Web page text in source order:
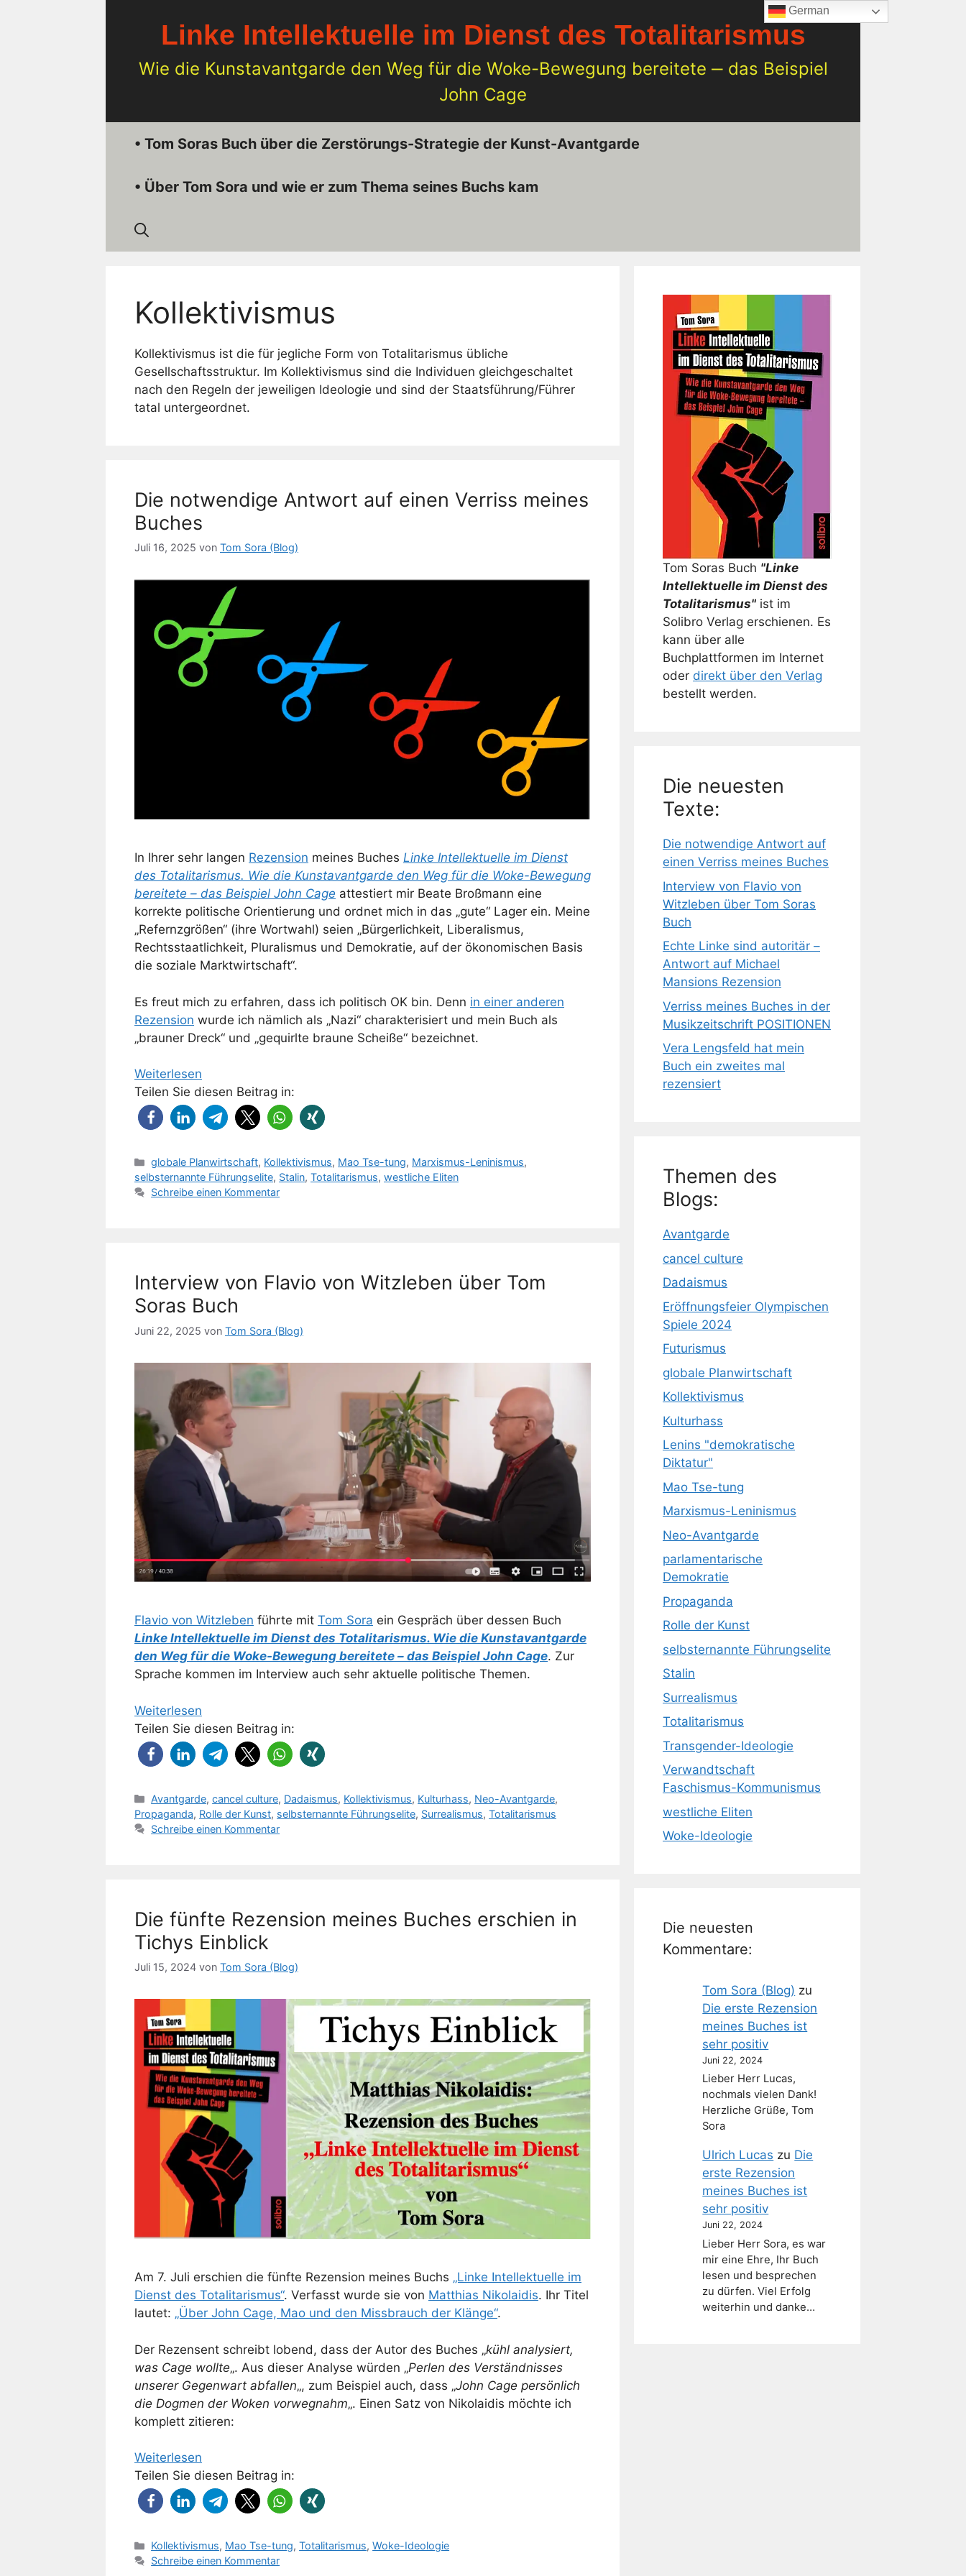
Linke Intellektuelle im Dienst des Totalitarismus
Wie die Kunstavantgarde den Weg für die Woke-Bewegung bereitete ‒ das Beispiel
John Cage
• Tom Soras Buch über die Zerstörungs-Strategie der Kunst-Avantgarde
• Über Tom Sora und wie er zum Thema seines Buchs kam
Kollektivismus
Kollektivismus ist die für jegliche Form von Totalitarismus übliche
Gesellschaftsstruktur. Im Kollektivismus sind die Individuen gleichgeschaltet
nach den Regeln der jeweiligen Ideologie und sind der Staatsführung/Führer
tatal untergeordnet.
Die notwendige Antwort auf einen Verriss meines
Buches
Juli 16, 2025 von Tom Sora (Blog)
In Ihrer sehr langen Rezension meines Buches Linke Intellektuelle im Dienst
des Totalitarismus. Wie die Kunstavantgarde den Weg für die Woke-Bewegung
bereitete – das Beispiel John Cage attestiert mir Beate Broßmann eine
korrekte politische Orientierung und ordnet mich in das „gute“ Lager ein. Meine
„Refernzgrößen“ (ihre Wortwahl) seien „Bürgerlichkeit, Liberalismus,
Rechtsstaatlichkeit, Pluralismus und Demokratie, auf der ökonomischen Basis
die soziale Marktwirtschaft“.
Es freut mich zu erfahren, dass ich politisch OK bin. Denn in einer anderen
Rezension wurde ich nämlich als „Nazi“ charakterisiert und mein Buch als
„brauner Dreck“ und „gequirlte braune Scheiße“ bezeichnet.
Weiterlesen
Teilen Sie diesen Beitrag in:
Kategorien
globale Planwirtschaft, Kollektivismus, Mao Tse-tung, Marxismus-Leninismus,
selbsternannte Führungselite, Stalin, Totalitarismus, westliche Eliten
Schreibe einen Kommentar
Interview von Flavio von Witzleben über Tom
Soras Buch
Juni 22, 2025 von Tom Sora (Blog)
Flavio von Witzleben führte mit Tom Sora ein Gespräch über dessen Buch
Linke Intellektuelle im Dienst des Totalitarismus. Wie die Kunstavantgarde
den Weg für die Woke-Bewegung bereitete – das Beispiel John Cage. Zur
Sprache kommen im Interview auch sehr aktuelle politische Themen.
Weiterlesen
Teilen Sie diesen Beitrag in:
Kategorien
Avantgarde,cancel culture, Dadaismus, Kollektivismus, Kulturhass, Neo-Avantgarde,
Propaganda, Rolle der Kunst, selbsternannte Führungselite, Surrealismus, Totalitarismus
Schreibe einen Kommentar
Die fünfte Rezension meines Buches erschien in
Tichys Einblick
Juli 15, 2024 von Tom Sora (Blog)
Am 7. Juli erschien die fünfte Rezension meines Buchs „Linke Intellektuelle im
Dienst des Totalitarismus“. Verfasst wurde sie von Matthias Nikolaidis. Ihr Titel
lautet: „Über John Cage, Mao und den Missbrauch der Klänge“.
Der Rezensent schreibt lobend, dass der Autor des Buches „kühl analysiert,
was Cage wollte„. Aus dieser Analyse würden „Perlen des Verständnisses
unserer Gegenwart abfallen„, zum Beispiel auch, dass „John Cage persönlich
die Dogmen der Woken vorwegnahm„. Einen Satz von Nikolaidis möchte ich
komplett zitieren:
Weiterlesen
Teilen Sie diesen Beitrag in:
Kategorien
Kollektivismus, Mao Tse-tung,Totalitarismus,Woke-Ideologie
Schreibe einen Kommentar
Tom Soras Buch "Linke
Intellektuelle im Dienst des
Totalitarismus" ist im
Solibro Verlag erschienen. Es
kann über alle
Buchplattformen im Internet
oder direkt über den Verlag
bestellt werden.
Die neuesten
Texte:
Die notwendige Antwort auf
einen Verriss meines Buches
Interview von Flavio von
Witzleben über Tom Soras
Buch
Echte Linke sind autoritär –
Antwort auf Michael
Mansions Rezension
Verriss meines Buches in der
Musikzeitschrift POSITIONEN
Vera Lengsfeld hat mein
Buch ein zweites mal
rezensiert
Themen des
Blogs:
Avantgarde
cancel culture
Dadaismus
Eröffnungsfeier Olympischen
Spiele 2024
Futurismus
globale Planwirtschaft
Kollektivismus
Kulturhass
Lenins "demokratische
Diktatur"
Mao Tse-tung
Marxismus-Leninismus
Neo-Avantgarde
parlamentarische
Demokratie
Propaganda
Rolle der Kunst
selbsternannte Führungselite
Stalin
Surrealismus
Totalitarismus
Transgender-Ideologie
Verwandtschaft
Faschismus-Kommunismus
westliche Eliten
Woke-Ideologie
Die neuesten
Kommentare:
Tom Sora (Blog) zu
Die erste Rezension
meines Buches ist
sehr positiv
Juni 22, 2024
Lieber Herr Lucas,
nochmals vielen Dank!
Herzliche Grüße, Tom
Sora
Ulrich Lucas zu Die
erste Rezension
meines Buches ist
sehr positiv
Juni 22, 2024
Lieber Herr Sora, es war
mir eine Ehre, Ihr Buch
lesen und besprechen
zu dürfen. Viel Erfolg
weiterhin und danke…
German